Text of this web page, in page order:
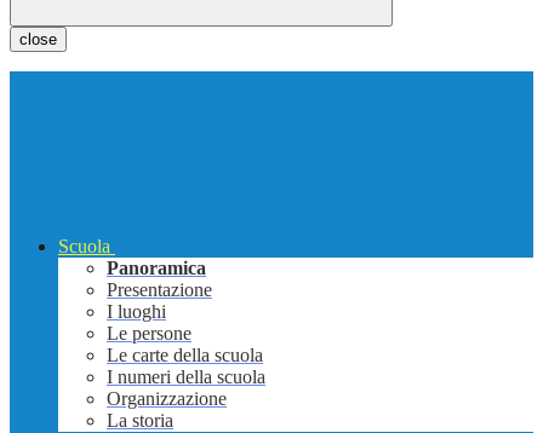
close
Scuola
Panoramica
Presentazione
I luoghi
Le persone
Le carte della scuola
I numeri della scuola
Organizzazione
La storia